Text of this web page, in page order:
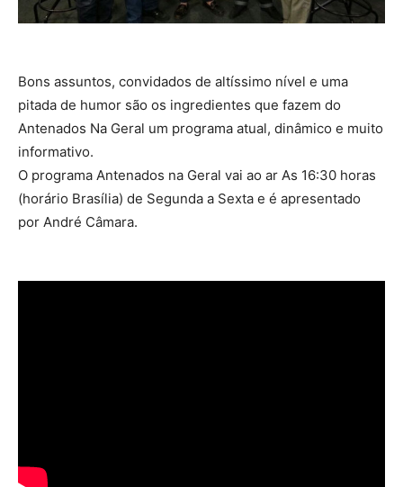
Bons assuntos, convidados de altíssimo nível e uma
pitada de humor são os ingredientes que fazem do
Antenados Na Geral um programa atual, dinâmico e muito
informativo.
O programa Antenados na Geral vai ao ar As 16:30 horas
(horário Brasília) de Segunda a Sexta e é apresentado
por André Câmara.